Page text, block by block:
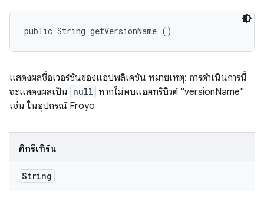
public String getVersionName ()
แสดงผลชื่อเวอร์ชันของแอปพลิเคชัน หมายเหตุ: การดำเนินการนี้
จะแสดงผลเป็น null หากไม่พบแอตทริบิวต์ "versionName"
เช่น ในอุปกรณ์ Froyo
คิกรีเทิร์น
String